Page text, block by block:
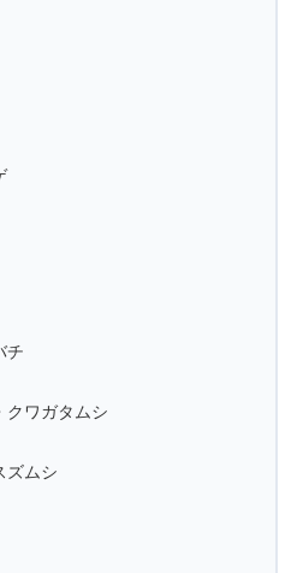
チ
クワガタムシ
ズムシ